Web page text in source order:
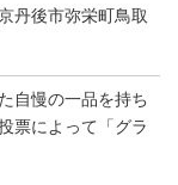
丹後市弥栄町鳥取
自慢の一品を持ち
票によって「グラ